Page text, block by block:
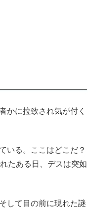
かに拉致され気が付く
いる。ここはどこだ？
たある日、デスは突如
して目の前に現れた謎